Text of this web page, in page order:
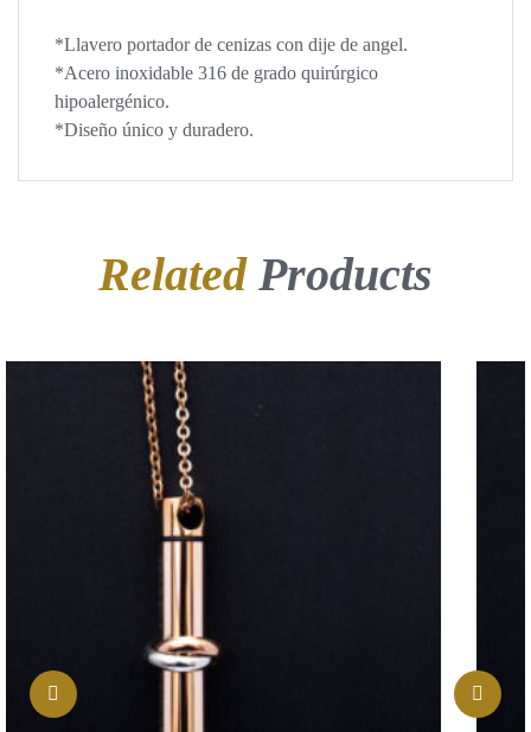
*Llavero portador de cenizas con dije de angel.
*Acero inoxidable 316 de grado quirúrgico
hipoalergénico.
*Diseño único y duradero.
Related Products